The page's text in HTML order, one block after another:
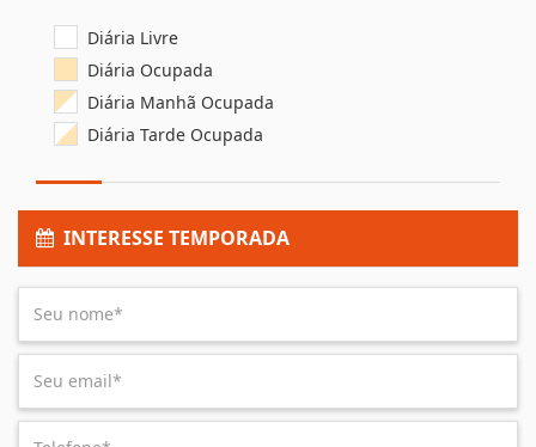
Diária Livre
Diária Ocupada
Diária Manhã Ocupada
Diária Tarde Ocupada
INTERESSE TEMPORADA